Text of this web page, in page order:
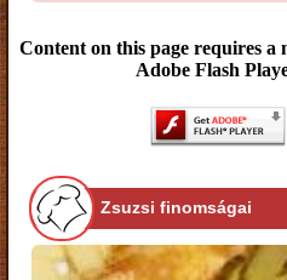
Content on this page requires a
Adobe Flash
Zsuzsi finomságai